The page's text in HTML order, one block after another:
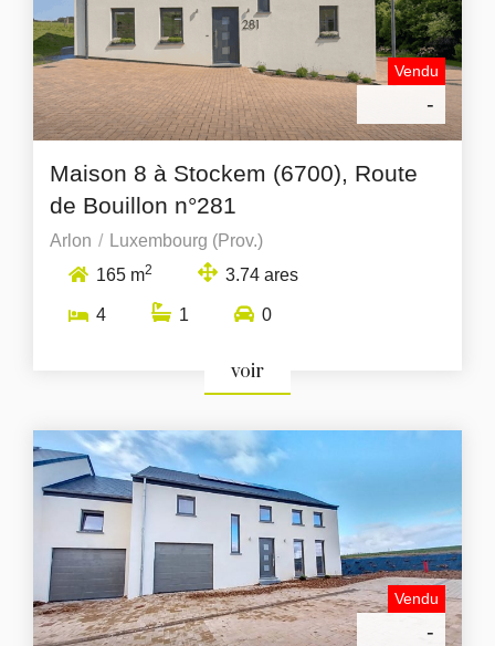
Vendu
-
Maison 8 à Stockem (6700), Route
de Bouillon n°281
Arlon
Luxembourg (Prov.)
165 m2 3.74 ares
4 1 0
voir
Vendu
-